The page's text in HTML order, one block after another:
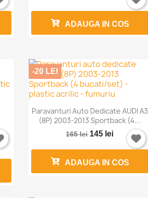
ADAUGA IN COS
 Vizualizare rapida
Paravanturi Auto Dedicate AUDI A3
(8P) 2003-2013 Sportback (4...
165 lei 145 lei
-20 LEI
ADAUGA IN COS